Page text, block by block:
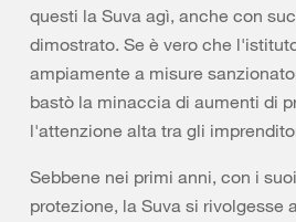
questi la Suva agì, anche con
dimostrato. Se è vero che
ampiamente a misure
bastò la minaccia di aumenti di
l'attenzione alta tra gli
Sebbene nei primi anni, con i
protezione, la Suva si rivolgesse